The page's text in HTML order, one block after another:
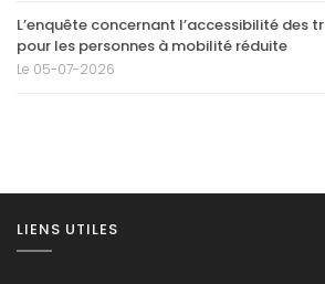
L’enquête concernant l’accessibilité des
pour les personnes à mobilité réduite
Le 05-07-2026
LIENS UTILES